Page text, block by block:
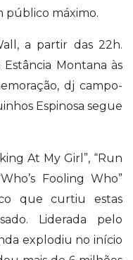
público máximo.
a partir das 22h.
Montana às
dj campo-
Espinosa segue
At My Girl”, “Run
Fooling Who”
que curtiu estas
Liderada pelo
explodiu no início